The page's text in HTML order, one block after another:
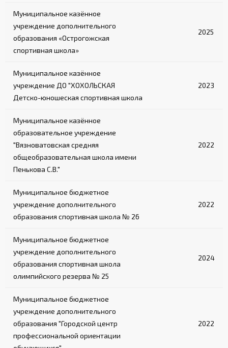
Муниципальное казённое
учреждение дополнительного
образования «Острогожская
спортивная школа»
2025
Муниципальное казённое
учреждение ДО "ХОХОЛЬСКАЯ
Детско-юношеская спортивная школа
2023
Муниципальное казённое
образовательное учреждение
"Вязноватовская средняя
общеобразовательная школа имени
Пенькова С.В."
2022
Муниципальное бюджетное
учреждение дополнительного
образования спортивная школа № 26
2022
Муниципальное бюджетное
учреждение дополнительного
образования спортивная школа
олимпийского резерва № 25
2024
Муниципальное бюджетное
учреждение дополнительного
образования "Городской центр
профессиональной ориентации
2022